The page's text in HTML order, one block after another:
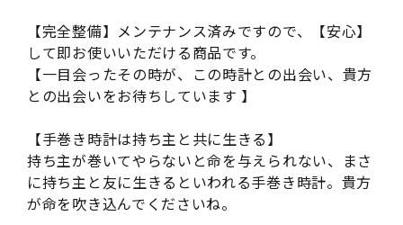
【完全整備】メンテナンス済みですので、【安心】
して即お使いいただける商品です。
【一目会ったその時が、この時計との出会い、貴方
との出会いをお待ちしています 】
【手巻き時計は持ち主と共に生きる】
持ち主が巻いてやらないと命を与えられない、まさ
に持ち主と友に生きるといわれる手巻き時計。貴方
が命を吹き込んでくださいね。